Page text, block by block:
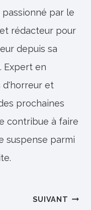
passionné par le
rédacteur pour
depuis sa
Expert en
d'horreur et
prochaines
contribue à faire
suspense parmi
SUIVANT